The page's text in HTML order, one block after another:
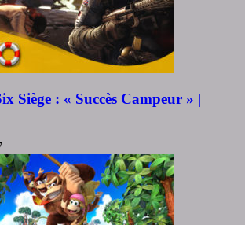
Siège : « Succès Campeur » |